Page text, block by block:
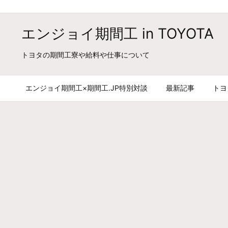
エンジョイ期間工 in TOYOTA
トヨタの期間工寮や給料や仕事について
エンジョイ期間工×期間工.JP特別対談 最新記事 ト